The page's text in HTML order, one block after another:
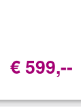
€ 599,--